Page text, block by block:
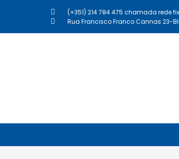
(+351) 214 784 475 chamada rede
Rua Francisco Franco Cannas 23-